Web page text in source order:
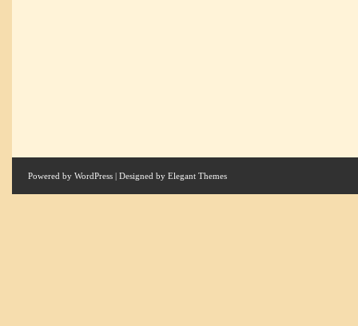
Powered by WordPress | Designed by Elegant Themes